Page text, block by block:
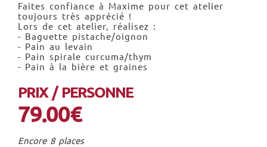
Faites confiance à Maxime pour cet atelier
toujours très apprécié !
Lors de cet atelier, réalisez :
- Baguette pistache/oignon
- Pain au levain
- Pain spirale curcuma/thym
- Pain à la bière et graines
PRIX / PERSONNE
79.00€
Encore 8 places